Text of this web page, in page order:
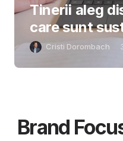
Tinerii aleg
care sunt
Cristi Dorombach
Brand